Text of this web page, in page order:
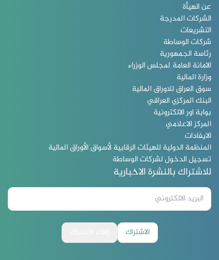
عن الهيأة
الشركات المدرجة
التشريعات
شركات الوساطة
رئاسة الجمهورية
الامانة العامة لمجلس الوزراء
وزارة المالية
سوق العراق للاوراق المالية
البنك المركزي العراقي
بوابة اور الالكترونية
المركز الاعلامي
الايفادات
المنظمة الدولية للهيئات الرقابية لأسواق الأوراق المالية
تسجيل الدخول لشركات الوساطة
للاشتراك بالنشرة الاخبارية
الاشتراك